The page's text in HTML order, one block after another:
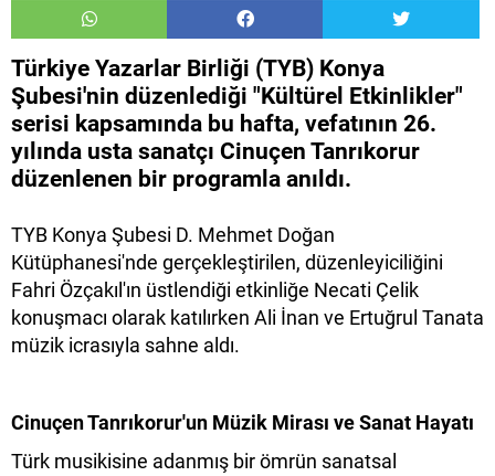
Türkiye Yazarlar Birliği (TYB) Konya
Şubesi'nin düzenlediği "Kültürel Etkinlikler"
serisi kapsamında bu hafta, vefatının 26.
yılında usta sanatçı Cinuçen Tanrıkorur
düzenlenen bir programla anıldı.
TYB Konya Şubesi D. Mehmet Doğan
Kütüphanesi'nde gerçekleştirilen, düzenleyiciliğini
Fahri Özçakıl'ın üstlendiği etkinliğe Necati Çelik
konuşmacı olarak katılırken Ali İnan ve Ertuğrul Tanata
müzik icrasıyla sahne aldı.
Cinuçen Tanrıkorur'un Müzik Mirası ve Sanat Hayatı
Türk musikisine adanmış bir ömrün sanatsal